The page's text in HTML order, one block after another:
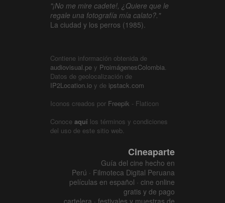
"¡No me mire cadete!, ¿Quiere que le
regale una fotografía mía calato?."
La ciudad y los perros (1985).
Contiene información obtenida de
audiovisual.pe y ProimágenesColombia.
Datos de geolocalización de
IP2Location.io y de ipstack.com
Iconos creados por Freepik - Flaticon
Conoce aquí los términos y condiciones
del uso de este sitio web.
Cineaparte
Guía del cine hecho en
Perú · Filmoteca Digital Peruana
películas en español · cine online
gratis y de pago